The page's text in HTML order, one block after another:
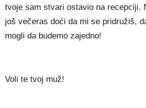
tvoje sam stvari ostavio na recepciji.
još večeras doći da mi se pridružiš,
mogli da budemo zajedno!
Voli te tvoj muž!